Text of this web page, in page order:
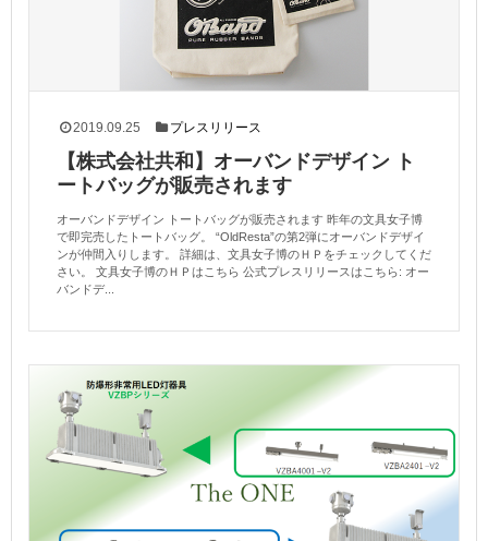
2019.09.25 プレスリリース
【株式会社共和】オーバンドデザイン ト
ートバッグが販売されます
オーバンドデザイン トートバッグが販売されます 昨年の文具女子博
で即完売したトートバッグ。 “OldResta”の第2弾にオーバンドデザイ
ンが仲間入りします。 詳細は、文具女子博のＨＰをチェックしてくだ
さい。 文具女子博のＨＰはこちら 公式プレスリリースはこちら: オー
バンドデ...